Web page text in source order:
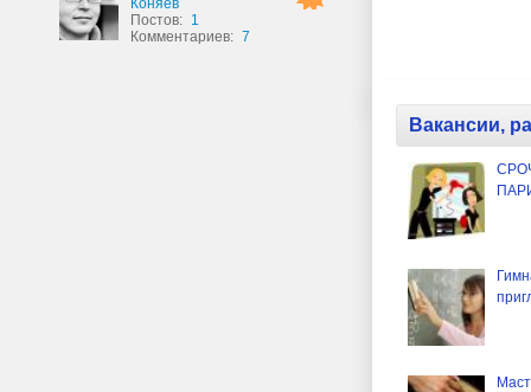
Коняев
Постов: 1
Комментариев: 7
Вакансии,